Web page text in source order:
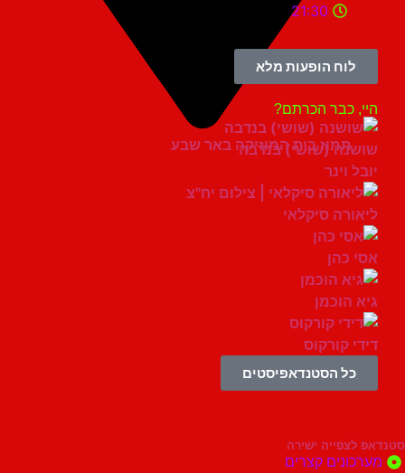
תמוז בית המוזיקה באר שבע
21:30
לוח הופעות מלא
כבר הכרתם?
(שושי) בנדבה
וינר
סיקלאי
כהן
הוכמן
קורקוס
כל הסטנדאפיסטים
ישירה
קצרים